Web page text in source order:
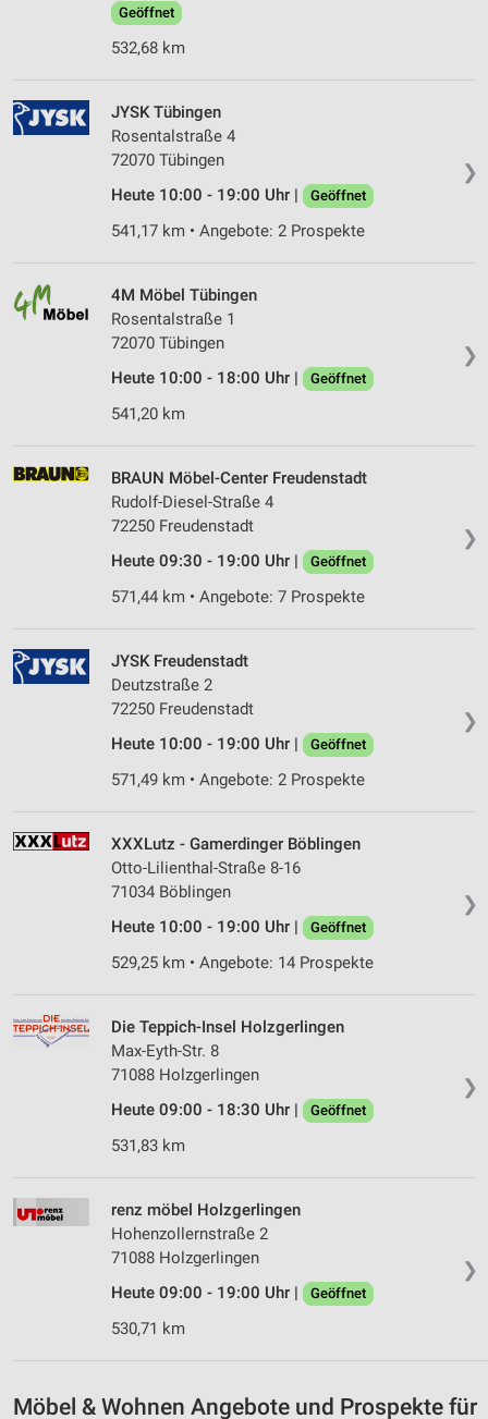
Geöffnet
532,68 km
❯
JYSK Tübingen
Rosentalstraße 4
72070 Tübingen
Heute 10:00 - 19:00 Uhr |
Geöffnet
541,17 km • Angebote: 2 Prospekte
❯
4M Möbel Tübingen
Rosentalstraße 1
72070 Tübingen
Heute 10:00 - 18:00 Uhr |
Geöffnet
541,20 km
❯
BRAUN Möbel-Center Freudenstadt
Rudolf-Diesel-Straße 4
72250 Freudenstadt
Heute 09:30 - 19:00 Uhr |
Geöffnet
571,44 km • Angebote: 7 Prospekte
❯
JYSK Freudenstadt
Deutzstraße 2
72250 Freudenstadt
Heute 10:00 - 19:00 Uhr |
Geöffnet
571,49 km • Angebote: 2 Prospekte
❯
XXXLutz - Gamerdinger Böblingen
Otto-Lilienthal-Straße 8-16
71034 Böblingen
Heute 10:00 - 19:00 Uhr |
Geöffnet
529,25 km • Angebote: 14 Prospekte
❯
Die Teppich-Insel Holzgerlingen
Max-Eyth-Str. 8
71088 Holzgerlingen
Heute 09:00 - 18:30 Uhr |
Geöffnet
531,83 km
❯
renz möbel Holzgerlingen
Hohenzollernstraße 2
71088 Holzgerlingen
Heute 09:00 - 19:00 Uhr |
Geöffnet
530,71 km
Möbel & Wohnen Angebote und Prospekte für